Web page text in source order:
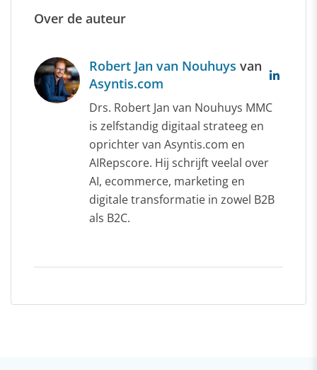
Over de auteur
Robert Jan van Nouhuys van
Asyntis.com
Drs. Robert Jan van Nouhuys MMC
is zelfstandig digitaal strateeg en
oprichter van Asyntis.com en
AIRepscore. Hij schrijft veelal over
AI, ecommerce, marketing en
digitale transformatie in zowel B2B
als B2C.